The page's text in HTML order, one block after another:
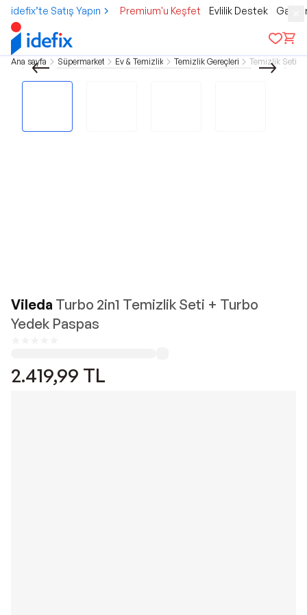
idefix’te Satış Yapın Premium'u Keşfet Evlilik Destek
Ana sayfa Süpermarket Ev & Temizlik Temizlik Gereçleri Temizlik Seti
Vileda Turbo 2in1 Temizlik Seti + Turbo
Yedek Paspas
2.419,99 TL